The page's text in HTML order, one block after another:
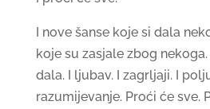
I nove šanse koje si dala
koje su zasjale zbog
dala. I ljubav. I zagrljaji. I
razumijevanje. Proći će sve.